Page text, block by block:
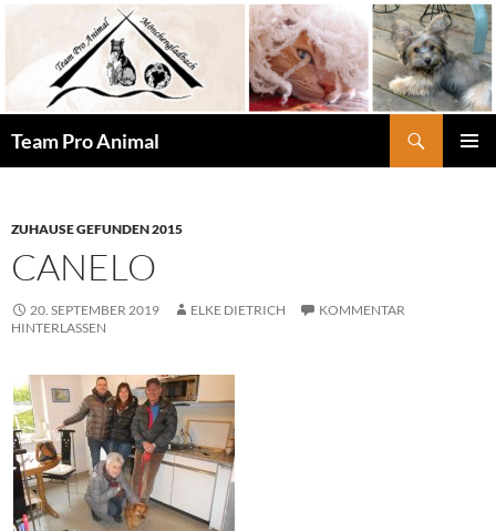
springen
Team Pro Animal
ZUHAUSE GEFUNDEN 2015
CANELO
20. SEPTEMBER 2019 ELKE DIETRICH
KOMMENTAR
HINTERLASSEN